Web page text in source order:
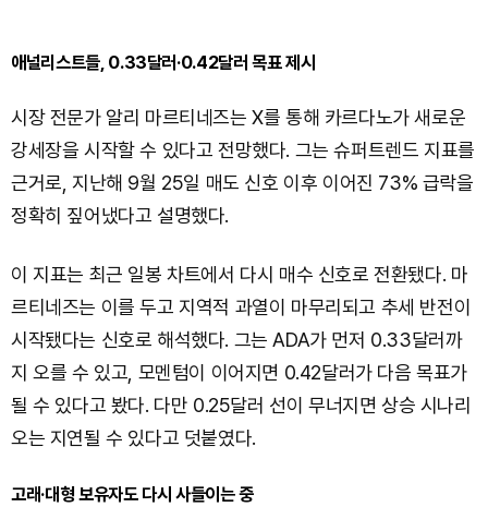
애널리스트들, 0.33달러·0.42달러 목표 제시
시장 전문가 알리 마르티네즈는 X를 통해 카르다노가 새로운
강세장을 시작할 수 있다고 전망했다. 그는 슈퍼트렌드 지표를
근거로, 지난해 9월 25일 매도 신호 이후 이어진 73% 급락을
정확히 짚어냈다고 설명했다.
이 지표는 최근 일봉 차트에서 다시 매수 신호로 전환됐다. 마
르티네즈는 이를 두고 지역적 과열이 마무리되고 추세 반전이
시작됐다는 신호로 해석했다. 그는 ADA가 먼저 0.33달러까
지 오를 수 있고, 모멘텀이 이어지면 0.42달러가 다음 목표가
될 수 있다고 봤다. 다만 0.25달러 선이 무너지면 상승 시나리
오는 지연될 수 있다고 덧붙였다.
고래·대형 보유자도 다시 사들이는 중